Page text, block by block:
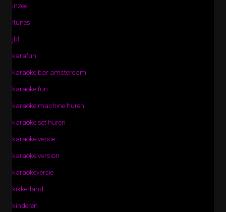
inzee
itunes
jbl
karafun
karaoke bar amsterdam
karaoke fun
karaoke machine huren
karaoke set huren
karaoke versie
karaoke version
karaokeversie
kikkerland
kinderen